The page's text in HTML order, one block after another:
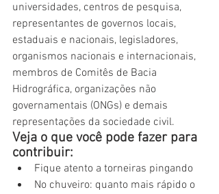
universidades, centros de pesquisa,
representantes de governos locais,
estaduais e nacionais, legisladores,
organismos nacionais e internacionais,
membros de Comitês de Bacia
Hidrográfica, organizações não
governamentais (ONGs) e demais
representações da sociedade civil.
Veja o que você pode fazer para
contribuir:
Fique atento a torneiras pingando
No chuveiro: quanto mais rápido o